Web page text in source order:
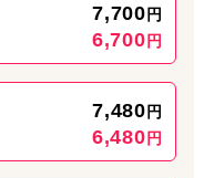
えております
7,700 円
6,700 円
7,480 円
6,480 円